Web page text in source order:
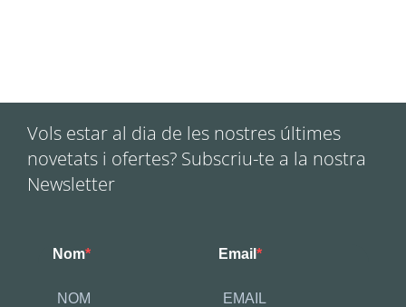
Vols estar al dia de les nostres últimes
novetats i ofertes? Subscriu-te a la nostra
Newsletter
Nom Email